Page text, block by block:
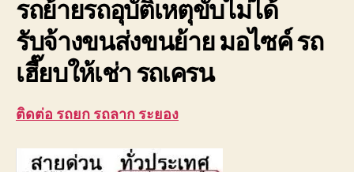
รถย้ายรถอุบัติเหตุขับไม่ได้
รับจ้างขนส่งขนย้าย มอไซค์ รถ
เฮี๊ยบให้เช่า รถเครน
ติดต่อ รถยก รถลาก ระยอง